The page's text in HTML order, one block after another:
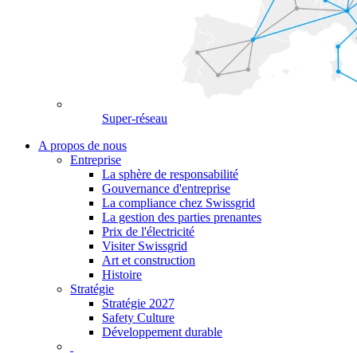
Super-réseau
A propos de nous
Entreprise
La sphère de responsabilité
Gouvernance d'entreprise
La compliance chez Swissgrid
La gestion des parties prenantes
Prix de l'électricité
Visiter Swissgrid
Art et construction
Histoire
Stratégie
Stratégie 2027
Safety Culture
Développement durable